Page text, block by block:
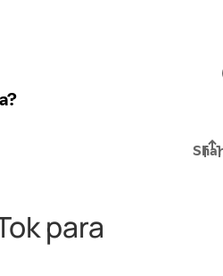
para